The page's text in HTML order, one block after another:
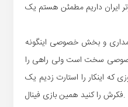
ایران داریم مطمئن هستم یک
و بخش خصوصی اینگونه
سخت است ولی راهی را
که اینکار را استارت زدیم یک
.فکرش را کنید همین بازی فینال